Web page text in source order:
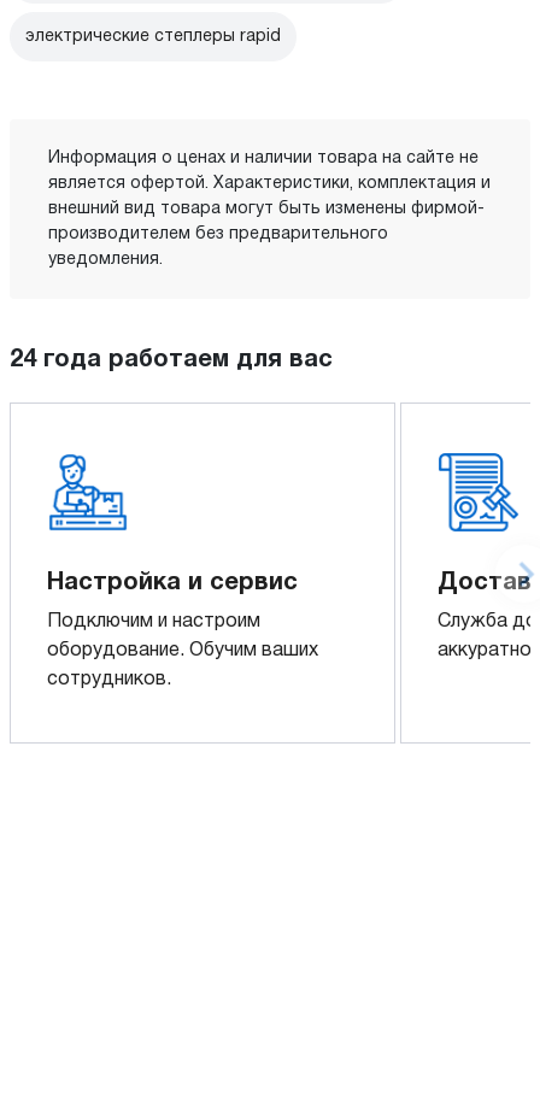
электрические степлеры rapid
Информация о ценах и наличии товара на сайте не
является офертой. Характеристики, комплектация и
внешний вид товара могут быть изменены фирмой-
производителем без предварительного
уведомления.
24 года работаем для вас
Настройка и сервис
Подключим и настроим
оборудование. Обучим ваших
сотрудников.
Служба
аккуратно